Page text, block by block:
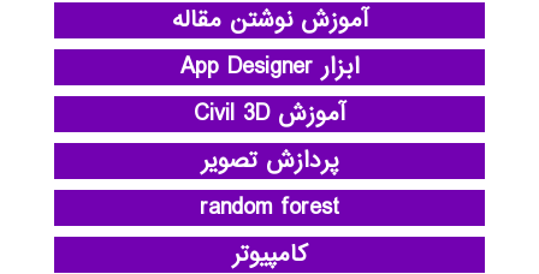
آموزش نوشتن مقاله
ابزار App Designer
آموزش Civil 3D
پردازش تصویر
random forest
کامپیوتر